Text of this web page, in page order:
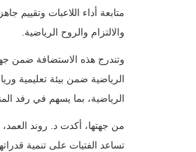
متابعة أداء اللاعبات وتقييم
والالتزام والروح الرياضية.
وتندرج هذه الاستضافة ضمن
الرياضية ضمن بيئة تعليمية
الرياضية، بما يسهم في رفد
من جهتها، أكدت د. روند العمد،
تساعد الفتيات على تنمية